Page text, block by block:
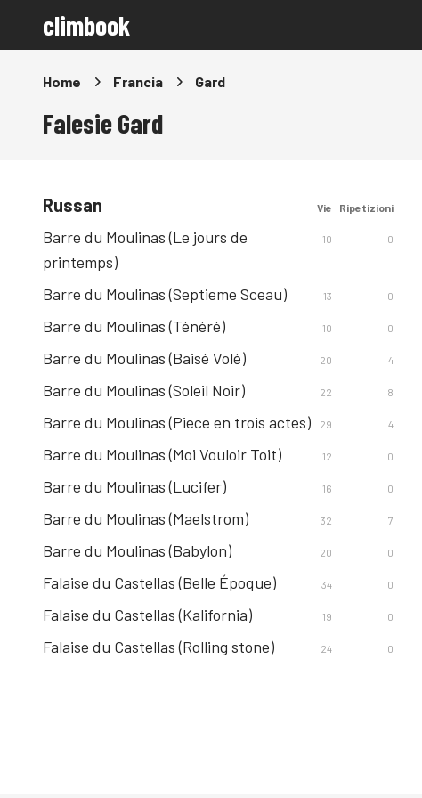
climbook
Home Francia Gard
Falesie Gard
Russan Vie Ripetizioni
Barre du Moulinas (Le jours de
printemps)
10 0
Barre du Moulinas (Septieme Sceau) 13 0
Barre du Moulinas (Ténéré) 10 0
Barre du Moulinas (Baisé Volé) 20 4
Barre du Moulinas (Soleil Noir) 22 8
Barre du Moulinas (Piece en trois actes) 29 4
Barre du Moulinas (Moi Vouloir Toit) 12 0
Barre du Moulinas (Lucifer) 16 0
Barre du Moulinas (Maelstrom) 32 7
Barre du Moulinas (Babylon) 20 0
Falaise du Castellas (Belle Époque) 34 0
Falaise du Castellas (Kalifornia) 19 0
Falaise du Castellas (Rolling stone) 24 0